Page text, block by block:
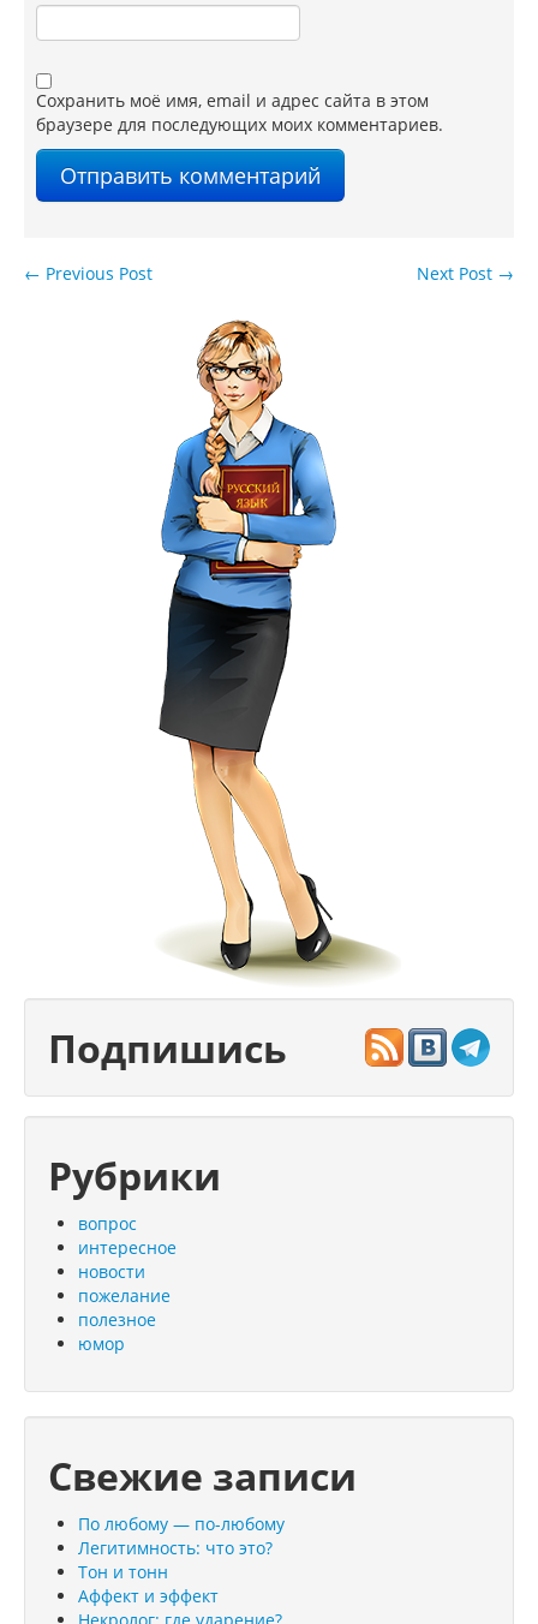
Сохранить моё имя, email и адрес сайта в этом
браузере для последующих моих комментариев.
Next Post →
← Previous Post
Подпишись
Рубрики
вопрос
интересное
новости
пожелание
полезное
юмор
Свежие записи
По любому — по-любому
Легитимность: что это?
Тон и тонн
Аффект и эффект